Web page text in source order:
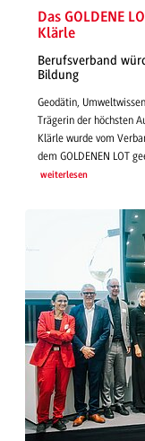
Das GOLDENE
Klärle
Berufsverband
Bildung
Geodätin,
Trägerin der höchsten
Klärle wurde vom
dem GOLDENEN LOT
weiterlesen